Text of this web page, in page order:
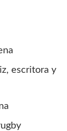
escritora y